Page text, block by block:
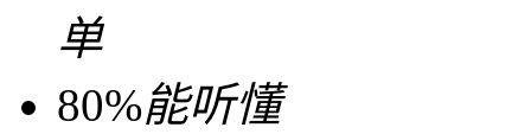
单
80%能听懂